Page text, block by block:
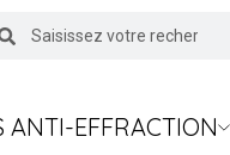
ANTI-EFFRACTION